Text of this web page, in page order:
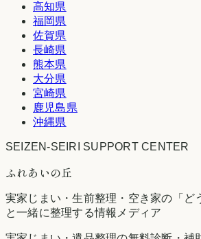
高知県
福岡県
佐賀県
長崎県
熊本県
大分県
宮崎県
鹿児島県
沖縄県
SEIZEN-SEIRI SUPPORT CENTER
ふれあいの丘
実家じまい・生前整理・空き家の「ど
と一緒に整理する情報メディア